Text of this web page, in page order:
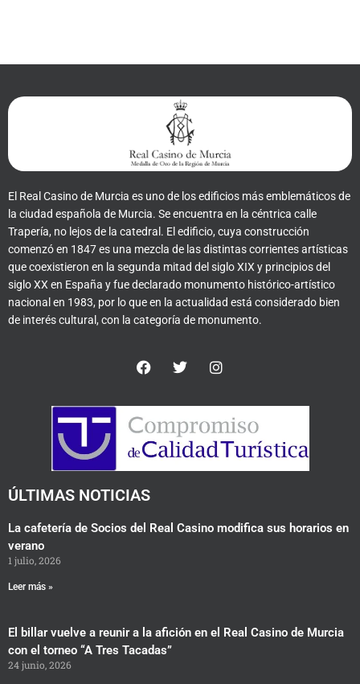
El Real Casino de Murcia es uno de los edificios más emblemáticos de
la ciudad española de Murcia. Se encuentra en la céntrica calle
Trapería, no lejos de la catedral. El edificio, cuya construcción
comenzó en 1847 es una mezcla de las distintas corrientes artísticas
que coexistieron en la segunda mitad del siglo XIX y principios del
siglo XX en España y fue declarado monumento histórico-artístico
nacional en 1983, por lo que en la actualidad está considerado bien
de interés cultural, con la categoría de monumento.
F
a
e
b
o
o
k
T
w
t
e
r
I
n
t
g
r
a
m
ÚLTIMAS NOTICIAS
La cafetería de Socios del Real Casino modifica sus horarios en
verano
1 julio, 2026
Leer más »
El billar vuelve a reunir a la afición en el Real Casino de Murcia
con el torneo “A Tres Tacadas”
24 junio, 2026